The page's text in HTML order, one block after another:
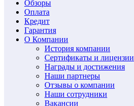
Обзоры
Оплата
Кредит
Гарантия
О Компании
История компании
Сертификаты и лицензии
Награды и достижения
Наши партнеры
Отзывы о компании
Наши сотрудники
Вакансии